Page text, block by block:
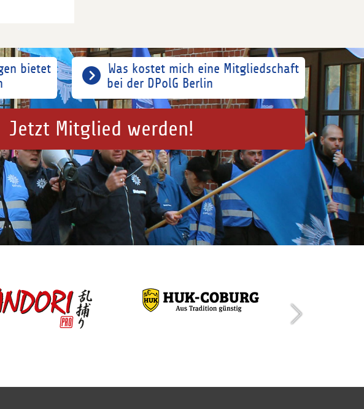
Was kostet mich eine Mitgliedschaft
bei der DPolG Berlin
bietet
Jetzt Mitglied werden!